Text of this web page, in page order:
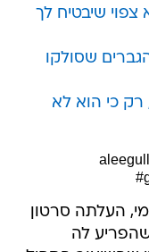
שיבטיח לך
שסולקו
כי הוא לא
העלתה סרטון
לה